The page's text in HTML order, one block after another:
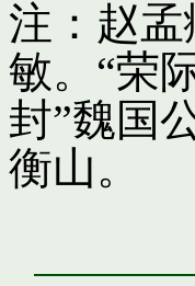
注：赵孟
敏。“荣
封”魏国
衡山。